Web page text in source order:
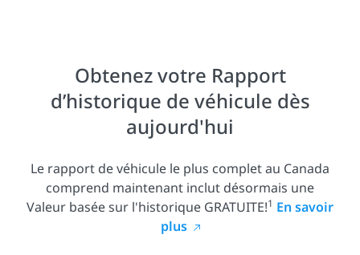
Obtenez votre Rapport
d’historique de véhicule dès
aujourd'hui
Le rapport de véhicule le plus complet au Canada
comprend maintenant inclut désormais une
Valeur basée sur l'historique GRATUITE!1 En savoir
plus